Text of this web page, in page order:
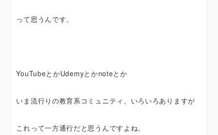
って思うんです。
YouTubeとかUdemyとかnoteとか
いま流行りの教育系コミュニティ、いろいろありますが
これって一方通行だと思うんですよね。